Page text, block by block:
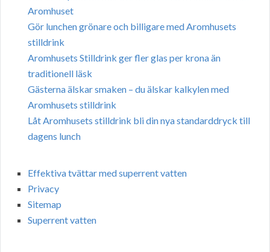
Aromhuset
Gör lunchen grönare och billigare med Aromhusets
stilldrink
Aromhusets Stilldrink ger fler glas per krona än
traditionell läsk
Gästerna älskar smaken – du älskar kalkylen med
Aromhusets stilldrink
Låt Aromhusets stilldrink bli din nya standarddryck till
dagens lunch
Effektiva tvättar med superrent vatten
Privacy
Sitemap
Superrent vatten